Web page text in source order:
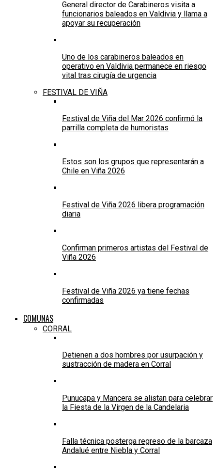
General director de Carabineros visita a
funcionarios baleados en Valdivia y llama a
apoyar su recuperación
Uno de los carabineros baleados en
operativo en Valdivia permanece en riesgo
vital tras cirugía de urgencia
FESTIVAL DE VIÑA
Festival de Viña del Mar 2026 confirmó la
parrilla completa de humoristas
Estos son los grupos que representarán a
Chile en Viña 2026
Festival de Viña 2026 libera programación
diaria
Confirman primeros artistas del Festival de
Viña 2026
Festival de Viña 2026 ya tiene fechas
confirmadas
COMUNAS
CORRAL
Detienen a dos hombres por usurpación y
sustracción de madera en Corral
Punucapa y Mancera se alistan para celebrar
la Fiesta de la Virgen de la Candelaria
Falla técnica posterga regreso de la barcaza
Andalué entre Niebla y Corral